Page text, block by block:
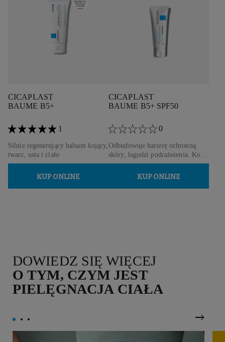
CICAPLAST
BAUME B5+
1
Silnie regenerujący balsam kojący,
twarz, usta i ciało
KUP ONLINE
CICAPLAST
BAUME B5+ SPF50
0
Odbudowuje barierę ochronną
skóry, łagodzi podrażnienia. Koi
uczucie gorąca.
KUP ONLINE
DOWIEDZ SIĘ WIĘCEJ
O TYM, CZYM JEST
PIELĘGNACJA CIAŁA